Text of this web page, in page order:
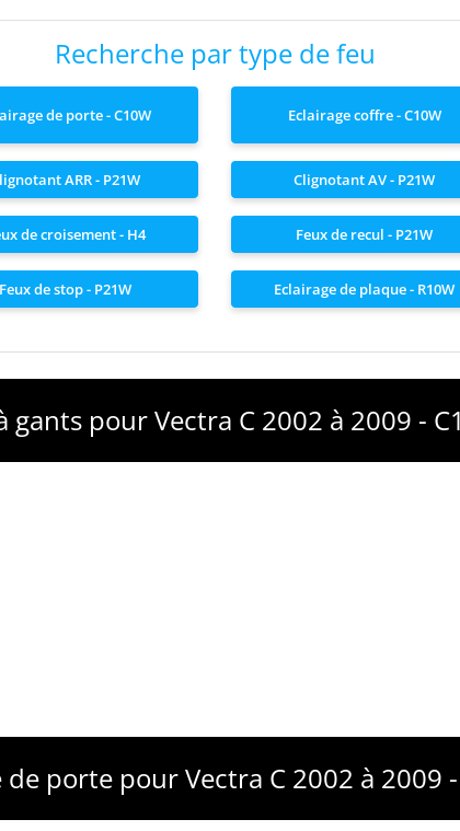
Recherche par type de feu
de porte - C10W Eclairage coffre - C10W
ARR - P21W Clignotant AV - P21W
de croisement - H4 Feux de recul - P21W
Feux de stop - P21W Eclairage de plaque - R10W
gants pour Vectra C 2002 à 2009 -
de porte pour Vectra C 2002 à 2009